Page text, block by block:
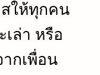
สให้ทุกคน
เล่า หรือ
ากเพื่อน